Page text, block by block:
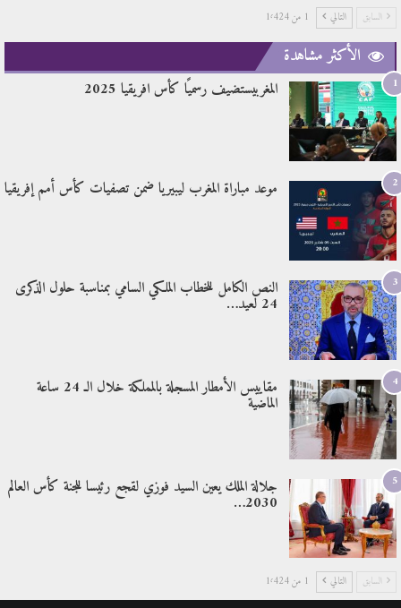
السابق التالي 1 من 1٬424
الأكثر مشاهدة
1 المغربيستضيف رسميًا كأس افريقيا 2025
2 موعد مباراة المغرب ليبيريا ضمن تصفيات كأس أمم إفريقيا
3 النص الكامل للخطاب الملكي السامي بمناسبة حلول الذكرى
24 لعيد…
4 مقاييس الأمطار المسجلة بالمملكة خلال الـ 24 ساعة
الماضية
5 جلالة الملك يعين السيد فوزي لقجع رئيسا للجنة كأس العالم
2030…
السابق التالي 1 من 1٬424